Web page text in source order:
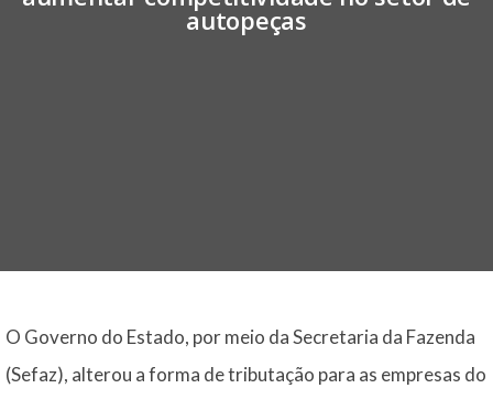
autopeças
O Governo do Estado, por meio da Secretaria da Fazenda
(Sefaz), alterou a forma de tributação para as empresas do